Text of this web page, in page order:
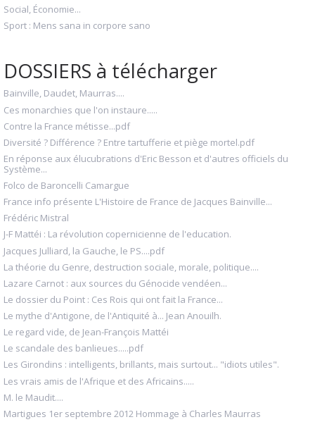
Social, Économie...
Sport : Mens sana in corpore sano
DOSSIERS à télécharger
Bainville, Daudet, Maurras....
Ces monarchies que l'on instaure.....
Contre la France métisse...pdf
Diversité ? Différence ? Entre tartufferie et piège mortel.pdf
En réponse aux élucubrations d'Eric Besson et d'autres officiels du
Système...
Folco de Baroncelli Camargue
France info présente L'Histoire de France de Jacques Bainville...
Frédéric Mistral
J-F Mattéi : La révolution copernicienne de l'education.
Jacques Julliard, la Gauche, le PS....pdf
La théorie du Genre, destruction sociale, morale, politique....
Lazare Carnot : aux sources du Génocide vendéen...
Le dossier du Point : Ces Rois qui ont fait la France...
Le mythe d'Antigone, de l'Antiquité à... Jean Anouilh.
Le regard vide, de Jean-François Mattéi
Le scandale des banlieues.....pdf
Les Girondins : intelligents, brillants, mais surtout... "idiots utiles".
Les vrais amis de l'Afrique et des Africains.....
M. le Maudit....
Martigues 1er septembre 2012 Hommage à Charles Maurras